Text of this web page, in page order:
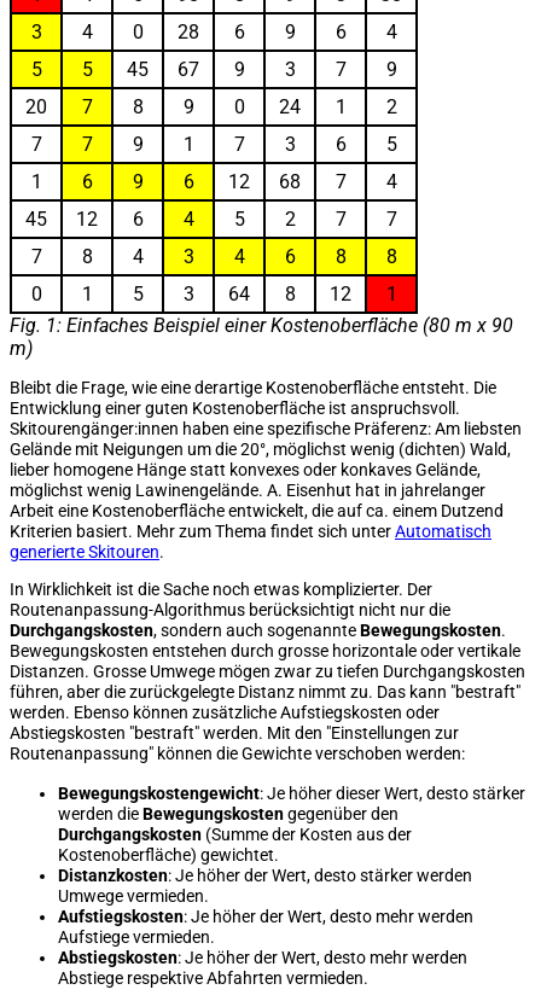
3
4 0 28 6 9 6
4
5
5 45 67 9 3 7
9
20
7 8 9 0 24 1
2
7
7 9 1 7 3 6
5
1
6 9 6 12 68 7
4
45
12 6 4 5 2 7
7
7
8 4 3 4 6 8
8
0
1 5 3 64 8 12
1
Fig. 1: Einfaches Beispiel einer Kostenoberfläche (80 m x 90
m)
Bleibt die Frage, wie eine derartige Kostenoberfläche entsteht. Die
Entwicklung einer guten Kostenoberfläche ist anspruchsvoll.
Skitourengänger:innen haben eine spezifische Präferenz: Am liebsten
Gelände mit Neigungen um die 20°, möglichst wenig (dichten) Wald,
lieber homogene Hänge statt konvexes oder konkaves Gelände,
möglichst wenig Lawinengelände. A. Eisenhut hat in jahrelanger
Arbeit eine Kostenoberfläche entwickelt, die auf ca. einem Dutzend
Kriterien basiert. Mehr zum Thema findet sich unterAutomatisch
generierte Skitouren.
In Wirklichkeit ist die Sache noch etwas komplizierter. Der
Routenanpassung-Algorithmus berücksichtigt nicht nur die
Durchgangskosten, sondern auch sogenannteBewegungskosten.
Bewegungskosten entstehen durch grosse horizontale oder vertikale
Distanzen. Grosse Umwege mögen zwar zu tiefen Durchgangskosten
führen, aber die zurückgelegte Distanz nimmt zu. Das kann "bestraft"
werden. Ebenso können zusätzliche Aufstiegskosten oder
Abstiegskosten "bestraft" werden. Mit den "Einstellungen zur
Routenanpassung" können die Gewichte verschoben werden:
Bewegungskostengewicht: Je höher dieser Wert, desto stärker
werden dieBewegungskostengegenüber den
Durchgangskosten (Summe der Kosten aus der
Kostenoberfläche) gewichtet.
Distanzkosten: Je höher der Wert, desto stärker werden
Umwege vermieden.
Aufstiegskosten: Je höher der Wert, desto mehr werden
Aufstiege vermieden.
Abstiegskosten: Je höher der Wert, desto mehr werden
Abstiege respektive Abfahrten vermieden.